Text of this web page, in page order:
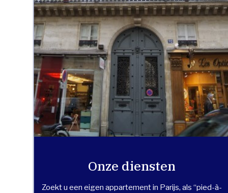
Onze diensten
Zoekt u een eigen appartement in Parijs, als “pied-à-